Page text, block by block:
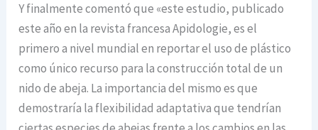
Y finalmente comentó que «este estudio, publicado
este año en la revista francesa Apidologie, es el
primero a nivel mundial en reportar el uso de plástico
como único recurso para la construcción total de un
nido de abeja. La importancia del mismo es que
demostraría la flexibilidad adaptativa que tendrían